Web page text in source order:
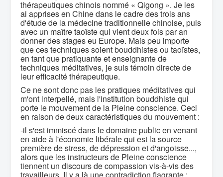
thérapeutiques chinois nommé « Qigong ». Je les
ai apprises en Chine dans le cadre des trois ans
d'étude de la médecine traditionnelle chinoise, puis
avec un maître taoïste qui vient deux fois par an
donner des stages eu Europe. Mais peu importe
que ces techniques soient bouddhistes ou taoïstes,
en tant que pratiquante et enseignante de
techniques méditatives, je suis témoin directe de
leur efficacité thérapeutique.
Ce ne sont donc pas les pratiques méditatives qui
m'ont interpellé, mais l'institution bouddhiste qui
porte le mouvement de la Pleine conscience. Ceci
en raison de deux caractéristiques du mouvement :
-il s'est immiscé dans le domaine public en venant
en aide à l'économie libérale qui est la source
première de stress, de dépression et d'angoisse...,
alors que les instructeurs de Pleine conscience
tiennent un discours de compassion vis-à-vis des